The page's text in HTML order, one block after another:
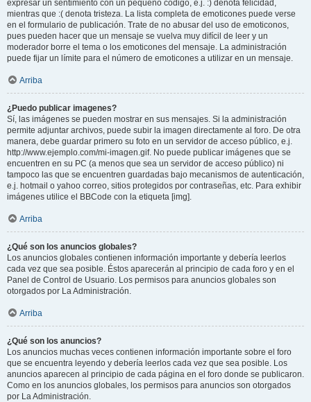
expresar un sentimiento con un pequeño código, e.j. :) denota felicidad,
mientras que :( denota tristeza. La lista completa de emoticones puede verse
en el formulario de publicación. Trate de no abusar del uso de emoticonos,
pues pueden hacer que un mensaje se vuelva muy difícil de leer y un
moderador borre el tema o los emoticones del mensaje. La administración
puede fijar un límite para el número de emoticones a utilizar en un mensaje.
Arriba
¿Puedo publicar imagenes?
Sí, las imágenes se pueden mostrar en sus mensajes. Si la administración
permite adjuntar archivos, puede subir la imagen directamente al foro. De otra
manera, debe guardar primero su foto en un servidor de acceso público, e.j.
http://www.ejemplo.com/mi-imagen.gif. No puede publicar imágenes que se
encuentren en su PC (a menos que sea un servidor de acceso público) ni
tampoco las que se encuentren guardadas bajo mecanismos de autenticación,
e.j. hotmail o yahoo correo, sitios protegidos por contraseñas, etc. Para exhibir
imágenes utilice el BBCode con la etiqueta [img].
Arriba
¿Qué son los anuncios globales?
Los anuncios globales contienen información importante y debería leerlos
cada vez que sea posible. Éstos aparecerán al principio de cada foro y en el
Panel de Control de Usuario. Los permisos para anuncios globales son
otorgados por La Administración.
Arriba
¿Qué son los anuncios?
Los anuncios muchas veces contienen información importante sobre el foro
que se encuentra leyendo y debería leerlos cada vez que sea posible. Los
anuncios aparecen al principio de cada página en el foro donde se publicaron.
Como en los anuncios globales, los permisos para anuncios son otorgados
por La Administración.